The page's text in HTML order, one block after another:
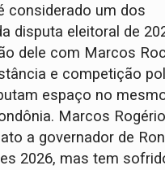
considerado um dos
disputa eleitoral de
dele com Marcos
e competição
espaço no
Marcos
a governador de
2026, mas tem